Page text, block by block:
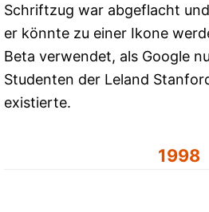
Schriftzug war abgeflacht
er könnte zu einer Ikone
Beta verwendet, als Google
Studenten der Leland
existierte.
1998